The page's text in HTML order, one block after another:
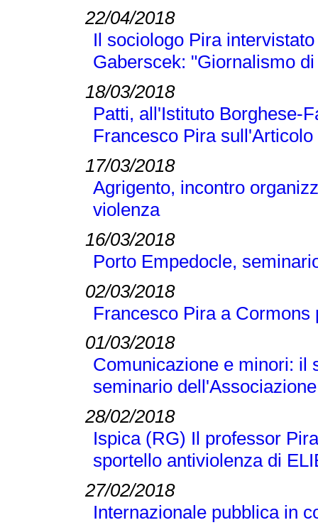
22/04/2018
Il sociologo Pira
Gaberscek: "Giornalismo
18/03/2018
Patti, all'Istituto Borghese-
Francesco Pira sull'Articolo
17/03/2018
Agrigento, incontro
violenza
16/03/2018
Porto Empedocle,
02/03/2018
Francesco Pira a
01/03/2018
Comunicazione e minori: il
seminario
28/02/2018
Ispica (RG) Il professor
sportello antiviolenza di
27/02/2018
Internazionale pubblica in